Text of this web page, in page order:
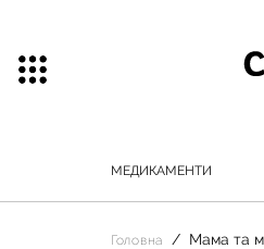
МЕДИКАМЕНТИ
Головна Мама та